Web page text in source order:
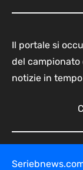
Il portale si
del
notizie in